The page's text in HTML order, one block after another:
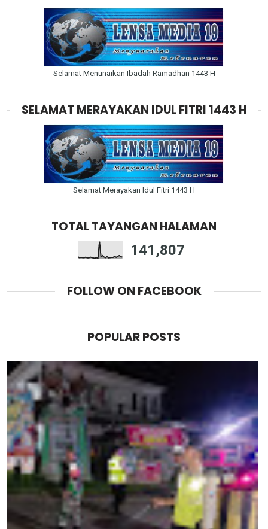
Selamat Menunaikan Ibadah Ramadhan 1443 H
SELAMAT MERAYAKAN IDUL FITRI 1443 H
Selamat Merayakan Idul Fitri 1443 H
TOTAL TAYANGAN HALAMAN
141,807
FOLLOW ON FACEBOOK
POPULAR POSTS